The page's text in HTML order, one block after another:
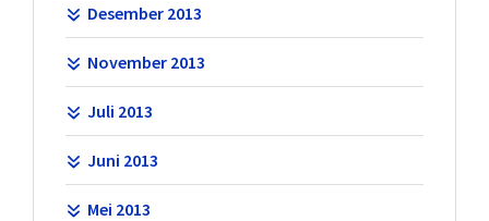
Desember 2013
November 2013
Juli 2013
Juni 2013
Mei 2013